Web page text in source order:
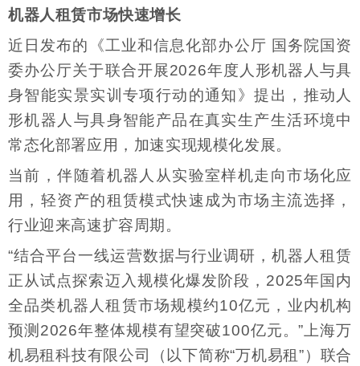
机器人租赁市场快速增长
近日发布的《工业和信息化部办公厅 国务院国资
委办公厅关于联合开展2026年度人形机器人与具
身智能实景实训专项行动的通知》提出，推动人
形机器人与具身智能产品在真实生产生活环境中
常态化部署应用，加速实现规模化发展。
当前，伴随着机器人从实验室样机走向市场化应
用，轻资产的租赁模式快速成为市场主流选择，
行业迎来高速扩容周期。
“结合平台一线运营数据与行业调研，机器人租赁
正从试点探索迈入规模化爆发阶段，2025年国内
全品类机器人租赁市场规模约10亿元，业内机构
预测2026年整体规模有望突破100亿元。”上海万
机易租科技有限公司（以下简称“万机易租”）联合